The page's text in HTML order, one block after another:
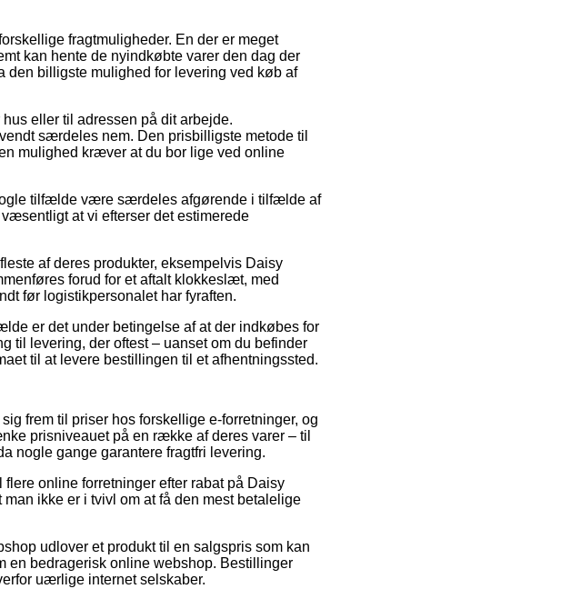
fragtmuligheder. En der er meget
kan hente de nyindkøbte varer den dag der
den billigste mulighed for levering ved køb af
eller til adressen på dit arbejde.
særdeles nem. Den prisbilligste metode til
mulighed kræver at du bor lige ved online
tilfælde være særdeles afgørende i tilfælde af
at vi efterser det estimerede
af deres produkter, eksempelvis Daisy
forud for et aftalt klokkeslæt, med
før logistikpersonalet har fyraften.
er det under betingelse af at der indkøbes for
til levering, der oftest – uanset om du befinder
til at levere bestillingen til et afhentningssted.
frem til priser hos forskellige e-forretninger, og
prisniveauet på en række af deres varer – til
nogle gange garantere fragtfri levering.
online forretninger efter rabat på Daisy
ikke er i tvivl om at få den mest betalelige
udlover et produkt til en salgspris som kan
en bedragerisk online webshop. Bestillinger
uærlige internet selskaber.